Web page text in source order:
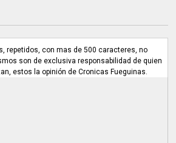
repetidos, con mas de 500 caracteres, no
son de exclusiva responsabilidad de quien
estos la opinión de Cronicas Fueguinas.